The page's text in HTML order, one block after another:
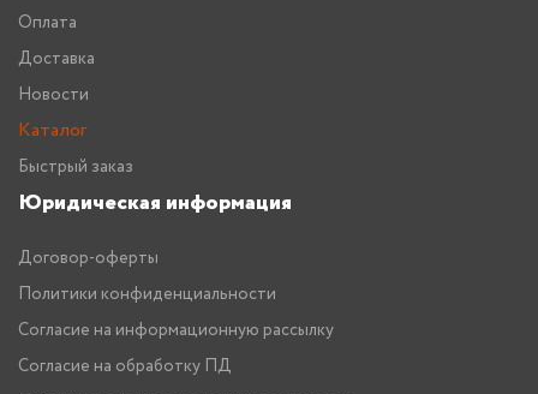
Оплата
Доставка
Новости
Каталог
Быстрый заказ
Юридическая информация
Договор-оферты
Политики конфиденциальности
Согласие на информационную рассылку
Согласие на обработку ПД